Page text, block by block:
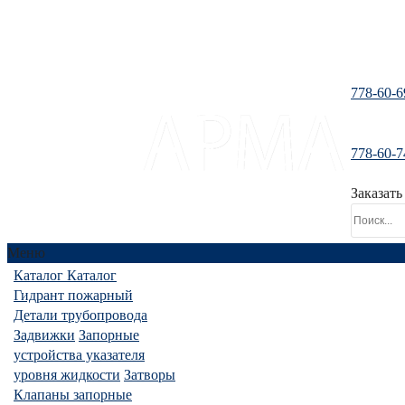
778-60-
778-60-
Меню
Каталог Каталог
Гидрант пожарный
Детали трубопровода
Задвижки Запорные
устройства указателя
уровня жидкости Затворы
Клапаны запорные